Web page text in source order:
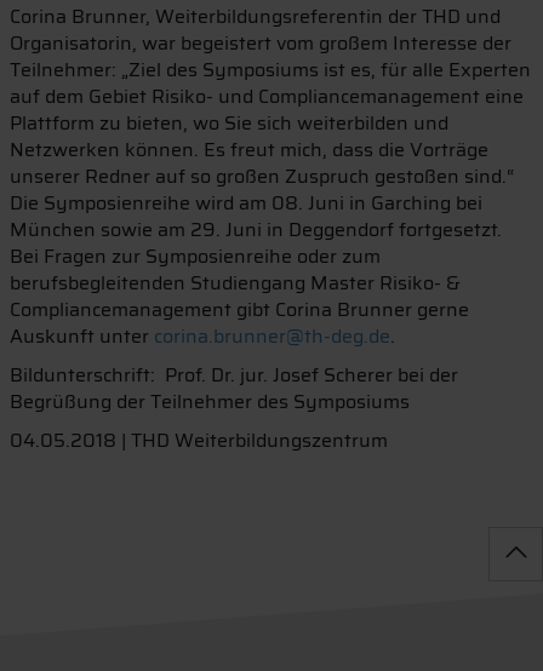
Corina Brunner, Weiterbildungsreferentin der THD und
Organisatorin, war begeistert vom großem Interesse der
Teilnehmer: „Ziel des Symposiums ist es, für alle Experten
auf dem Gebiet Risiko- und Compliancemanagement eine
Plattform zu bieten, wo Sie sich weiterbilden und
Netzwerken können. Es freut mich, dass die Vorträge
unserer Redner auf so großen Zuspruch gestoßen sind.“
Die Symposienreihe wird am 08. Juni in Garching bei
München sowie am 29. Juni in Deggendorf fortgesetzt.
Bei Fragen zur Symposienreihe oder zum
berufsbegleitenden Studiengang Master Risiko- &
Compliancemanagement gibt Corina Brunner gerne
Auskunft unter corina.brunner@th-deg.de.
Bildunterschrift: Prof. Dr. jur. Josef Scherer bei der
Begrüßung der Teilnehmer des Symposiums
04.05.2018 | THD Weiterbildungszentrum